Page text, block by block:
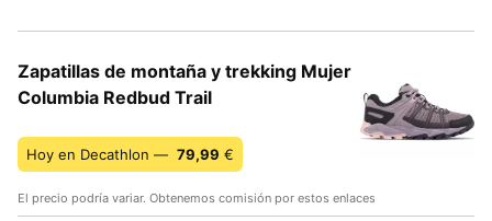
Zapatillas de montaña y trekking Mujer
Columbia Redbud Trail
Hoy en Decathlon — 79,99 €
El precio podría variar. Obtenemos comisión por estos enlaces